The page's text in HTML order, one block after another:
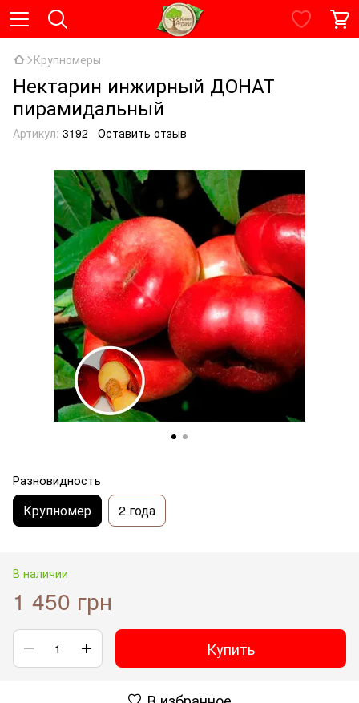
Крупномеры
Нектарин инжирный ДОНАТ
пирамидальный
Артикул: 3192 Оставить отзыв
Разновидность
Крупномер 2 года
В наличии
1 450 грн
Купить